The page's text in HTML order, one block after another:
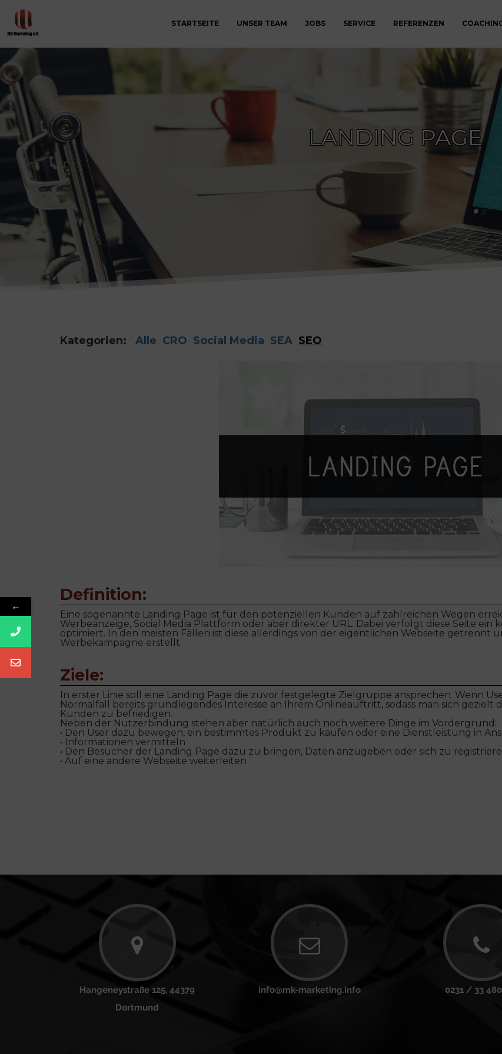
STARTSEITE UNSER TEAM JOBS SERVICE REFERENZEN
LANDING PAGE
Kategorien: Alle CRO Social Media SEA SEO
Definition:
Eine sogenannte Landing Page ist für den potenziellen Kunden auf zahlreichen Wegen
Werbeanzeige, Social Media Plattform oder aber direkter URL. Dabei verfolgt diese Seite
optimiert. In den meisten Fällen ist diese allerdings von der eigentlichen Webseite getrennt
Werbekampagne erstellt.
Ziele:
In erster Linie soll eine Landing Page die zuvor festgelegte Zielgruppe ansprechen. Wenn
Normalfall bereits grundlegendes Interesse an Ihrem Onlineauftritt, sodass man sich gezielt
Kunden zu befriedigen.
Neben der Nutzerbindung stehen aber natürlich auch noch weitere Dinge im Vordergrund:
• Den User dazu bewegen, ein bestimmtes Produkt zu kaufen oder eine Dienstleistung in
• Informationen vermitteln
• Den Besucher der Landing Page dazu zu bringen, Daten anzugeben oder sich zu
• Auf eine andere Webseite weiterleiten
Hangeneystraße 125, 44379
Dortmund
info@mk-marketing.info 0231 / 33
←